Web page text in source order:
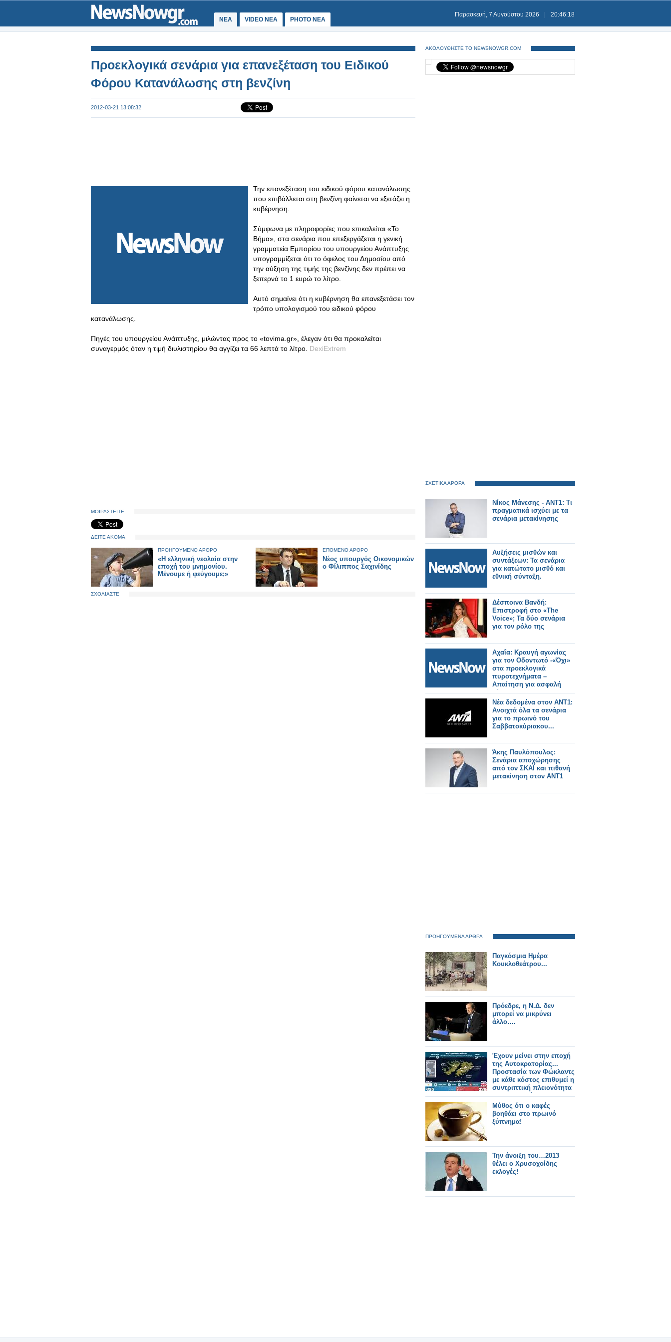
ΝΕΑ VIDEO NEA PHOTO NEA
Παρασκευή, 7 Αυγούστου 2026 20:46:19
Προεκλογικά σενάρια για επανεξέταση του Ειδικού
Φόρου Κατανάλωσης στη βενζίνη
2012-03-21 13:08:32
Την επανεξέταση του ειδικού φόρου κατανάλωσης
που επιβάλλεται στη βενζίνη φαίνεται να εξετάζει η
κυβέρνηση.
Σύμφωνα με πληροφορίες που επικαλείται «Το
Βήμα», στα σενάρια που επεξεργάζεται η γενική
γραμματεία Εμπορίου του υπουργείου Ανάπτυξης
υπογραμμίζεται ότι το όφελος του Δημοσίου από
την αύξηση της τιμής της βενζίνης δεν πρέπει να
ξεπερνά το 1 ευρώ το λίτρο.
Αυτό σημαίνει ότι η κυβέρνηση θα επανεξετάσει τον
τρόπο υπολογισμού του ειδικού φόρου
κατανάλωσης.
Πηγές του υπουργείου Ανάπτυξης, μιλώντας προς το «tovima.gr», έλεγαν ότι θα προκαλείται
συναγερμός όταν η τιμή διυλιστηρίου θα αγγίζει τα 66 λεπτά το λίτρο. DexiExtrem
ΜΟΙΡΑΣΤΕΙΤΕ
ΔΕΙΤΕ ΑΚΟΜΑ
ΠΡΟΗΓΟΥΜΕΝΟ ΑΡΘΡΟ
«Η ελληνική νεολαία στην
εποχή του μνημονίου.
Μένουμε ή φεύγουμε;»
ΕΠΟΜΕΝΟ ΑΡΘΡΟ
Νέος υπουργός Οικονομικών
ο Φίλιππος Σαχινίδης
ΣΧΟΛΙΑΣΤΕ
ΑΚΟΛΟΥΘΗΣΤΕ ΤΟ NEWSNOWGR.COM
ΣΧΕΤΙΚΑ ΑΡΘΡΑ
Νίκος Μάνεσης - ΑΝΤ1: Τι
πραγματικά ισχύει με τα
σενάρια μετακίνησης
Αυξήσεις μισθών και
συντάξεων: Τα σενάρια
για κατώτατο μισθό και
εθνική σύνταξη.
Δέσποινα Βανδή:
Επιστροφή στο «The
Voice»; Τα δύο σενάρια
για τον ρόλο της
Αχαΐα: Κραυγή αγωνίας
για τον Οδοντωτό -«Όχι»
στα προεκλογικά
πυροτεχνήματα –
Απαίτηση για ασφαλή
λύση.
Νέα δεδομένα στον ΑΝΤ1:
Ανοιχτά όλα τα σενάρια
για το πρωινό του
Σαββατοκύριακου...
Άκης Παυλόπουλος:
Σενάρια αποχώρησης
από τον ΣΚΑΪ και πιθανή
μετακίνηση στον ΑΝΤ1
ΠΡΟΗΓΟΥΜΕΝΑ ΑΡΘΡΑ
Παγκόσμια Ημέρα
Κουκλοθεάτρου...
Πρόεδρε, η Ν.Δ. δεν
μπορεί να μικρύνει
άλλο….
Έχουν μείνει στην εποχή
της Αυτοκρατορίας...
Προστασία των Φώκλαντς
με κάθε κόστος επιθυμεί η
συντριπτική πλειονότητα
των Βρετανών
Μύθος ότι ο καφές
βοηθάει στο πρωινό
ξύπνημα!
Την άνοιξη του…2013
θέλει ο Χρυσοχοίδης
εκλογές!